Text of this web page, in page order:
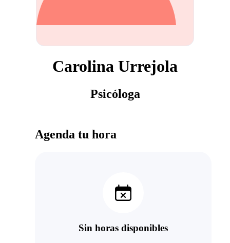
Carolina Urrejola
Psicóloga
Agenda tu hora
Sin horas disponibles